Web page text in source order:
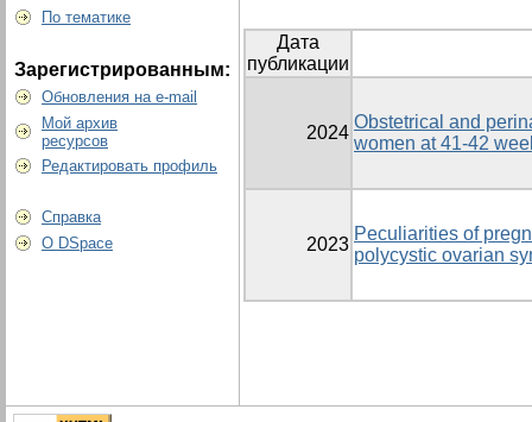
По тематике
Зарегистрированным:
Обновления на e-mail
Мой архив
ресурсов
Редактировать профиль
Справка
О DSpace
Дата
публикации
2024
Obstetrical and
women at 41-42
2023
Peculiarities of
polycystic ovarian